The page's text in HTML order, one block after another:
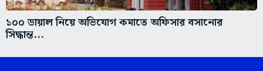
১০০ ডায়াল নিয়ে অভিযোগ কমাতে অফিসার বসানোর
সিদ্ধান্ত...